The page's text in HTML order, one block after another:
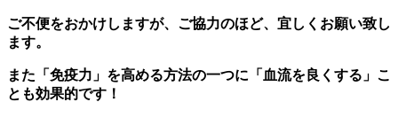
ご不便をおかけしますが、ご協力のほど、宜しくお願い致し
ます。
また「免疫力」を高める方法の一つに「血流を良くする」こ
とも効果的です！